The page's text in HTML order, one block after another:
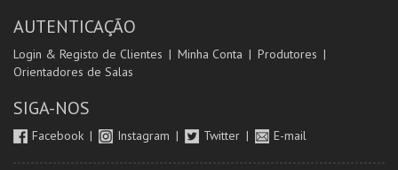
AUTENTICAÇÃO
Login & Registo de Clientes Minha Conta
Produtores
Orientadores de Salas
SIGA-NOS
Facebook Instagram Twitter E-mail